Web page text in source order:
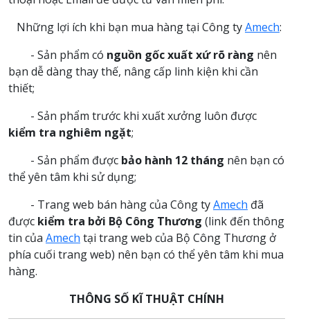
Những lợi ích khi bạn mua hàng tại Công tyAmech:
- Sản phẩm có nguồn gốc xuất xứ rõ ràng nên
bạn dễ dàng thay thế, nâng cấp linh kiện khi cần
thiết;
- Sản phẩm trước khi xuất xưởng luôn được
kiểm tra nghiêm ngặt;
- Sản phẩm được bảo hành 12 tháng nên bạn có
thể yên tâm khi sử dụng;
- Trang web bán hàng của Công tyAmech đã
được kiểm tra bởi Bộ Công Thương (link đến thông
tin của Amech tại trang web của Bộ Công Thương ở
phía cuối trang web) nên bạn có thể yên tâm khi mua
hàng.
THÔNG SỐ KĨ THUẬT CHÍNH